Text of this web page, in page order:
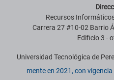
Recursos
Carrera 27 #10-02 Barrio
Edificio 3 -
Universidad Tecnológica de
mente en 2021, con